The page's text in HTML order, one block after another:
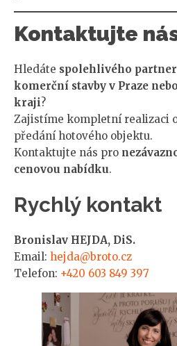
Kontaktujte
Hledáte spolehlivého
komerční stavby v Praze
kraji?
Zajistíme kompletní realizaci
předání hotového objektu.
Kontaktujte nás pro
cenovou nabídku.
Rychlý kontakt
Bronislav HEJDA, DiS.
Email: hejda@broto.cz
Telefon: +420 603 849 397